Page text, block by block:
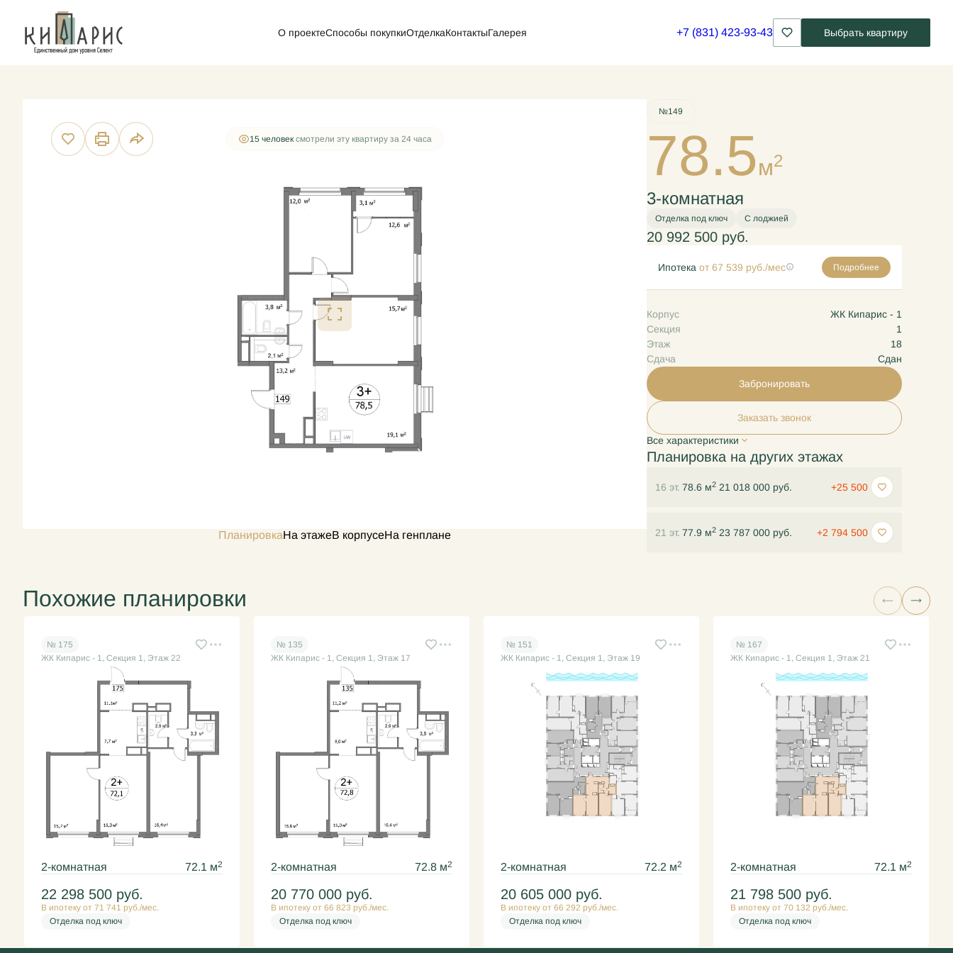
О проектеСпособы покупкиОтделкаКонтактыГалерея +7 (831) 423-93-43 Выбрать квартиру
3-комнатная 20 992 500 руб. Забронировать
15 человек смотрели эту квартиру за 24 часа
ПланировкаНа этажеВ корпусеНа генплане
№149
78.5м2
3-комнатная
Отделка под ключ С лоджией
20 992 500 руб.
Ипотека от 67 539 руб./мес Подробнее
Корпус
ЖК Кипарис - 1
Секция
1
Этаж
18
Сдача
Сдан
Забронировать
Заказать звонок
Все характеристики
Планировка на других этажах
16 эт. 78.6 м2 21 018 000 руб. +25 500
21 эт. 77.9 м2 23 787 000 руб. +2 794 500
Похожие планировки
№ 175
ЖК Кипарис - 1, Секция 1, Этаж 22
2-комнатная 72.1 м2
22 298 500 руб.
В ипотеку от 71 741 руб./мес.
Отделка под ключ
№ 135
ЖК Кипарис - 1, Секция 1, Этаж 17
2-комнатная 72.8 м2
20 770 000 руб.
В ипотеку от 66 823 руб./мес.
Отделка под ключ
№ 151
ЖК Кипарис - 1, Секция 1, Этаж 19
2-комнатная 72.2 м2
20 605 000 руб.
В ипотеку от 66 292 руб./мес.
Отделка под ключ
№ 167
ЖК Кипарис - 1, Секция 1, Этаж 21
2-комнатная 72.1 м2
21 798 500 руб.
В ипотеку от 70 132 руб./мес.
Отделка под ключ